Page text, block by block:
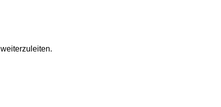
weiterzuleiten.